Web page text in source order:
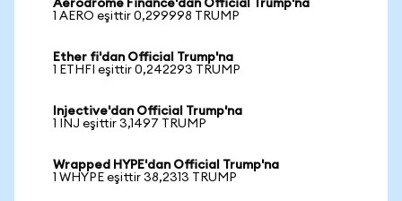
Aerodrome Finance'dan Official Trump'na
1 AERO eşittir 0,299998 TRUMP
Ether fi'dan Official Trump'na
1 ETHFI eşittir 0,242293 TRUMP
Injective'dan Official Trump'na
1 INJ eşittir 3,1497 TRUMP
Wrapped HYPE'dan Official Trump'na
1 WHYPE eşittir 38,2313 TRUMP